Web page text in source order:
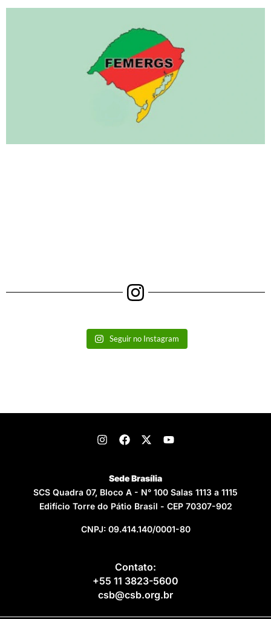
Seguir no Instagram
Sede Brasília
SCS Quadra 07, Bloco A - N° 100 Salas 1113 a 1115
Edifício Torre do Pátio Brasil - CEP 70307-902
CNPJ: 09.414.140/0001-80
Contato:
+55 11 3823-5600
csb@csb.org.br